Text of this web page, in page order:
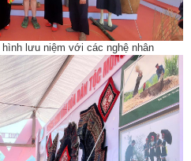
lưu niệm với các nghệ nhân